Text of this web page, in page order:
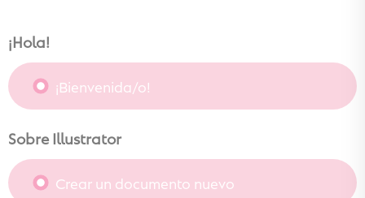
¡Hola!
¡Bienvenida/o!
Sobre Illustrator
Crear un documento nuevo